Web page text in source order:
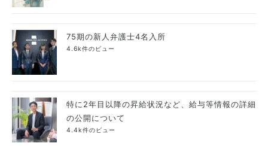
75期の新人弁護士4名入所
4.6k件のビュー
特に2年目以降の昇給状況など、給与等情報の詳細
の公開について
4.4k件のビュー